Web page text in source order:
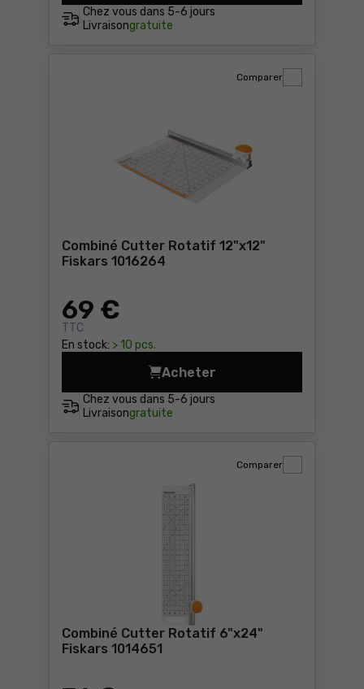
Chez vous dans 5-6 jours
Livraisongratuite
Combiné Cutter Rotatif 12"x12"
Fiskars 1016264
69 €
TTC
En stock: > 10 pcs.
Comparer
Chez vous dans 5-6 jours
Livraisongratuite
Acheter
Combiné Cutter Rotatif
Combiné Cutter Rotatif 6"x24"
Fiskars 1014651
Comparer